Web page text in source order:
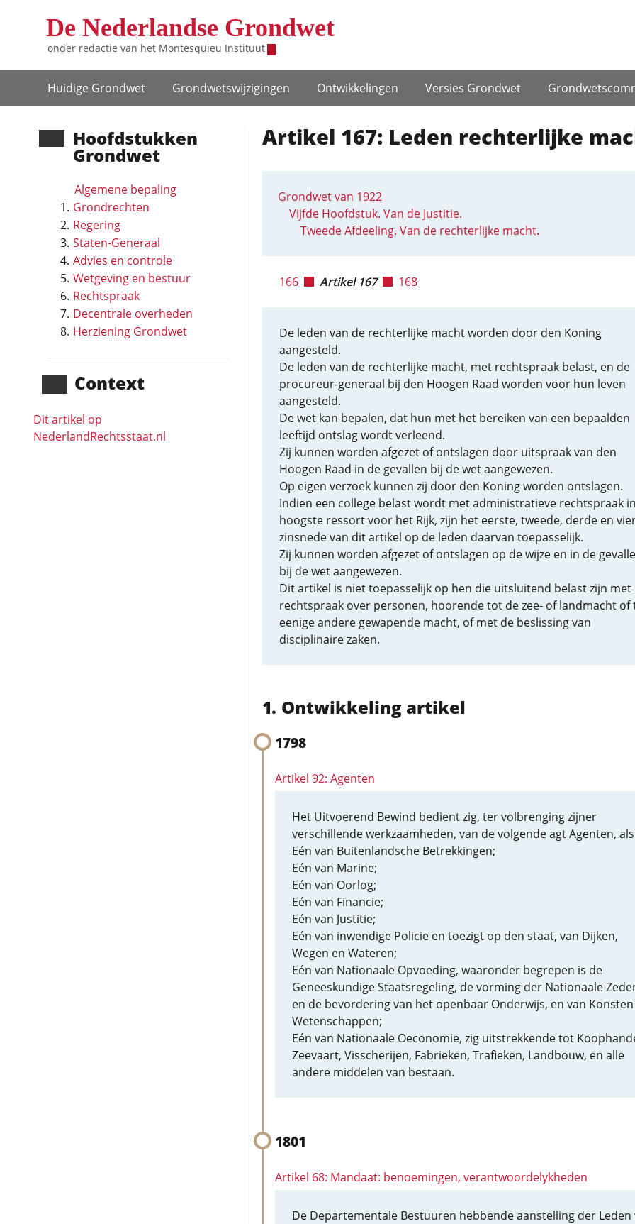
De Nederlandse Grondwet
onder redactie van het Montesquieu Instituut
Hoofdnavigatie
Huidige Grondwet Grondwets­wijzigingen Ontwikke­lingen Versies Grondwet
Hoofd­stukken
Grondwet
Algemene bepaling
Grondrechten
Regering
Staten-Generaal
Advies en controle
Wetgeving en bestuur
Rechtspraak
Decentrale overheden
Herziening Grondwet
Context
Dit artikel op
NederlandRechts­staat.nl
Artikel 167: Leden rechterlijke
Grondwet van 1922
Vijfde Hoofdstuk. Van de Justitie.
Tweede Afdeeling. Van de rechterlijke macht.
166 Artikel 167 168
De leden van de rechterlijke macht worden door den Koning
aangesteld.
De leden van de rechterlijke macht, met rechtspraak belast, en de
procureur-generaal bij den Hoogen Raad worden voor hun leven
aangesteld.
De wet kan bepalen, dat hun met het bereiken van een bepaalden
leeftijd ontslag wordt verleend.
Zij kunnen worden afgezet of ontslagen door uitspraak van den
Hoogen Raad in de gevallen bij de wet aangewezen.
Op eigen verzoek kunnen zij door den Koning worden ontslagen.
Indien een college belast wordt met administratieve rechtspraak
hoogste ressort voor het Rijk, zijn het eerste, tweede, derde en
zinsnede van dit artikel op de leden daarvan toepasselijk.
Zij kunnen worden afgezet of ontslagen op de wijze en in de
bij de wet aangewezen.
Dit artikel is niet toepasselijk op hen die uitsluitend belast zijn met
rechtspraak over personen, hoorende tot de zee- of landmacht of
eenige andere gewapende macht, of met de beslissing van
disciplinaire zaken.
Ontwikkeling artikel
1798
Artikel 92: Agenten
Het Uitvoerend Bewind bedient zig, ter volbrenging zijner
verschillende werkzaamheden, van de volgende agt Agenten,
Eén van Buitenlandsche Betrekkingen;
Eén van Marine;
Eén van Oorlog;
Eén van Financie;
Eén van Justitie;
Eén van inwendige Policie en toezigt op den staat, van Dijken,
Wegen en Wateren;
Eén van Nationaale Opvoeding, waaronder begrepen is de
Geneeskundige Staatsregeling, de vorming der Nationaale
en de bevordering van het openbaar Onderwijs, en van
Wetenschappen;
Eén van Nationaale Oeconomie, zig uitstrekkende tot
Zeevaart, Visscherijen, Fabrieken, Trafieken, Landbouw, en alle
andere middelen van bestaan.
1801
Artikel 68: Mandaat: benoemingen, verantwoordelykheden
De Departementale Bestuuren hebbende aanstelling der Leden